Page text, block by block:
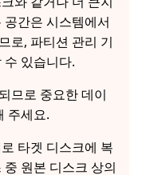
간은 시스템에서
로, 파티션 관리 기
있습니다.
므로 중요한 데이
주세요.
타겟 디스크에 복
원본 디스크 상의